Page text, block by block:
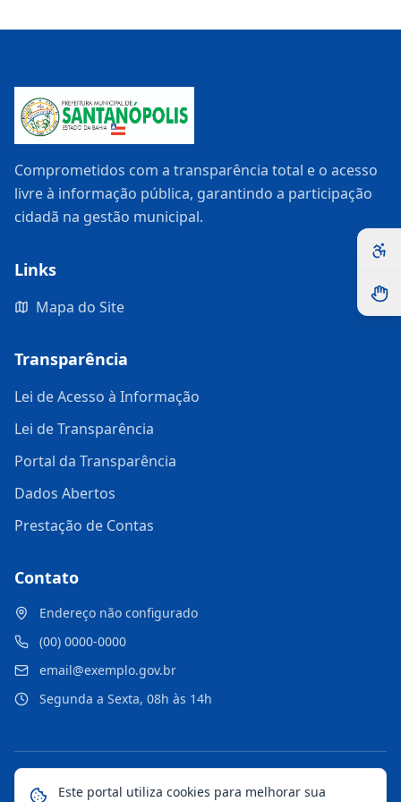
Comprometidos com a transparência total e o acesso
livre à informação pública, garantindo a participação
cidadã na gestão municipal.
Links
Mapa do Site
Transparência
Lei de Acesso à Informação
Lei de Transparência
Portal da Transparência
Dados Abertos
Prestação de Contas
Contato
Endereço não configurado
(00) 0000-0000
email@exemplo.gov.br
Segunda a Sexta, 08h às 14h
© 2026 Portal Municipal. Todos os direitos reservados.
Este portal utiliza cookies para melhorar sua